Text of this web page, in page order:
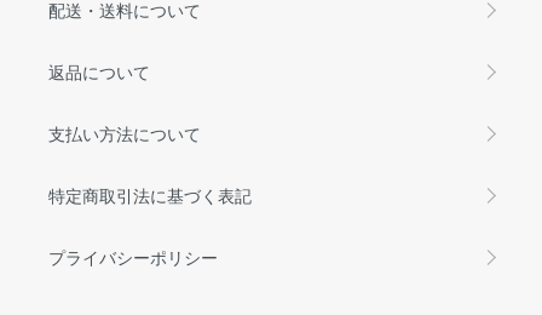
配送・送料について
返品について
支払い方法について
特定商取引法に基づく表記
プライバシーポリシー